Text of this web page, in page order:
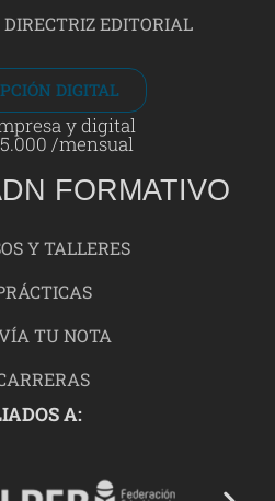
EDITORIAL
DIGITAL
y digital
/mensual
FORMATIVO
Y TALLERES
TU NOTA
A: